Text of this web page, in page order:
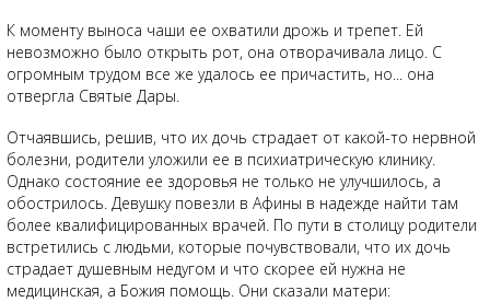
К моменту выноса чаши ее охватили дрожь и трепет. Ей
невозможно было открыть рот, она отворачивала лицо. С
огромным трудом все же удалось ее причастить, но... она
отвергла Святые Дары.
Отчаявшись, решив, что их дочь страдает от какой-то нервной
болезни, родители уложили ее в психиатрическую клинику.
Однако состояние ее здоровья не только не улучшилось, а
обострилось. Девушку повезли в Афины в надежде найти там
более квалифицированных врачей. По пути в столицу родители
встретились с людьми, которые почувствовали, что их дочь
страдает душевным недугом и что скорее ей нужна не
медицинская, а Божия помощь. Они сказали матери: